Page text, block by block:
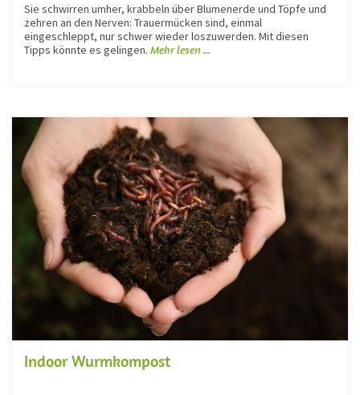
Sie schwirren umher, krabbeln über Blumenerde und Töpfe und
zehren an den Nerven: Trauermücken sind, einmal
eingeschleppt, nur schwer wieder loszuwerden. Mit diesen
Tipps könnte es gelingen. Mehr lesen ...
Indoor Wurmkompost